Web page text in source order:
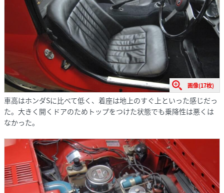
画像(17枚)
車高はホンダSに比べて低く、着座は地上のすぐ上といった感じだっ
た。大きく開くドアのためトップをつけた状態でも乗降性は悪くは
なかった。